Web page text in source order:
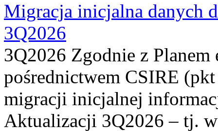
Migracja inicjalna danych
3Q2026
3Q2026 Zgodnie z
pośrednictwem CSIRE
migracji inicjalnej
Aktualizacji 3Q2026 – tj.